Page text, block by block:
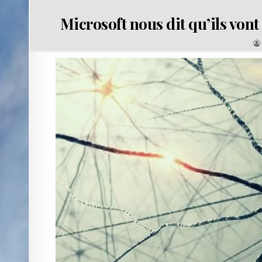
Microsoft nous dit qu’ils
: